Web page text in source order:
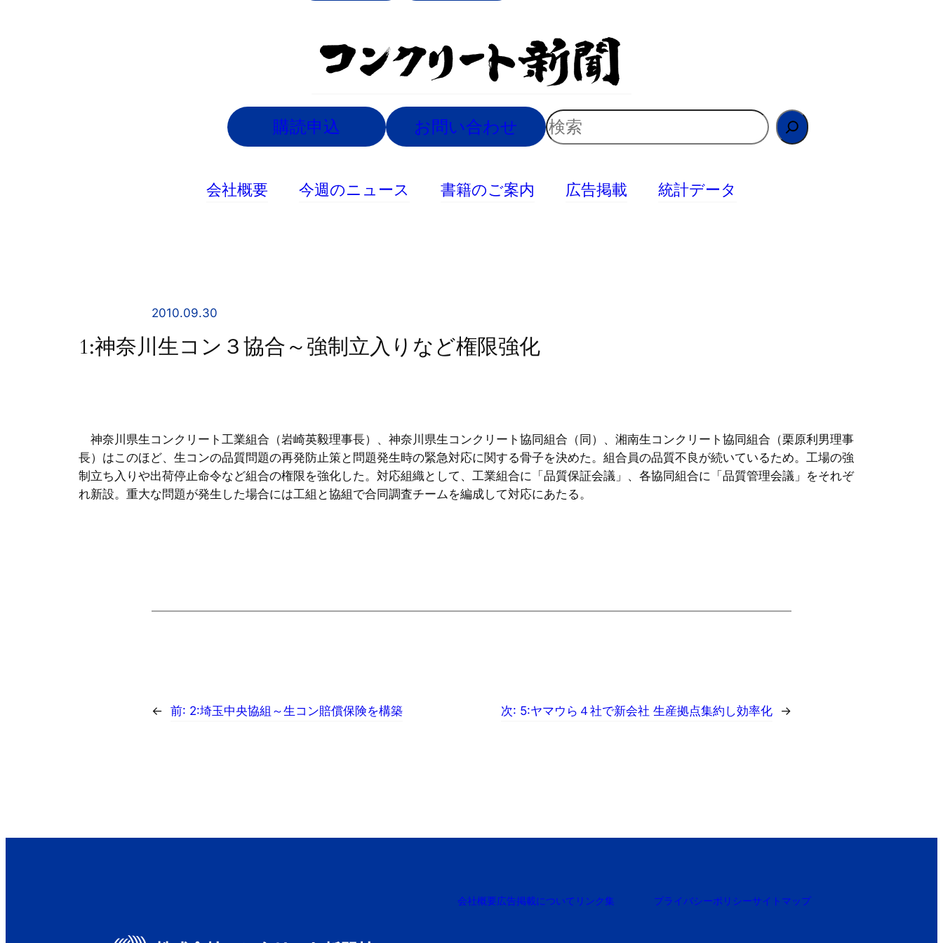
購読申込 お問い合わせ
検
索
会社概要 今週のニュース 書籍のご案内 広告掲載 統計データ
2010.09.30
1:神奈川生コン３協合～強制立入りなど権限強化
神奈川県生コンクリート工業組合（岩崎英毅理事長）、神奈川県生コンクリート協同組合（同）、湘南生コンクリート協同組合（栗原利男理事
長）はこのほど、生コンの品質問題の再発防止策と問題発生時の緊急対応に関する骨子を決めた。組合員の品質不良が続いているため。工場の強
制立ち入りや出荷停止命令など組合の権限を強化した。対応組織として、工業組合に「品質保証会議」、各協同組合に「品質管理会議」をそれぞ
れ新設。重大な問題が発生した場合には工組と協組で合同調査チームを編成して対応にあたる。
← 前: 2:埼玉中央協組～生コン賠償保険を構築 次: 5:ヤマウら４社で新会社 生産拠点集約し効率化 →
会社概要広告掲載について リンク集 プライバシーポリシーサイトマップ